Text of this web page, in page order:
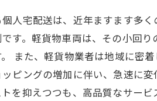
人宅配送は、近年ますます多
す。軽貨物車両は、その小回
また、軽貨物業者は地域に密
ピングの増加に伴い、急速に
を抑えつつも、高品質なサー